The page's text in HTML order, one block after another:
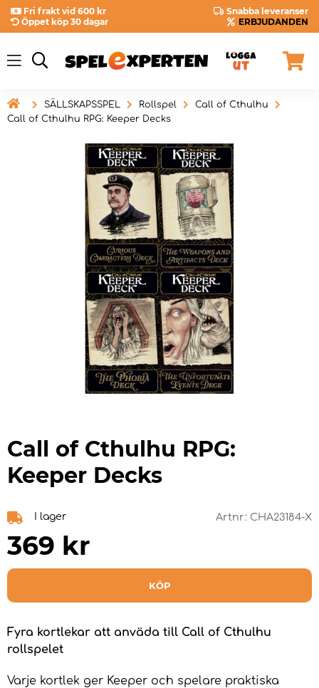
Fri frakt vid 600 kr
Snabba leveranser
Öppet köp 30 dagar
ERBJUDANDEN
 SÄLLSKAPSSPEL Rollspel
Call of Cthulhu
Call of Cthulhu RPG: Keeper Decks
Call of Cthulhu RPG:
Keeper Decks
I lager Artnr: CHA23184-X
369 kr
KÖP
Fyra kortlekar att anväda till Call of Cthulhu
rollspelet
Varje kortlek ger Keeper och spelare praktiska